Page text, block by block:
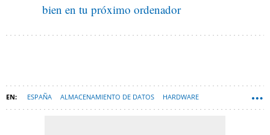
bien en tu próximo ordenador
ESPAÑA ALMACENAMIENTO DE DATOS HARDWARE